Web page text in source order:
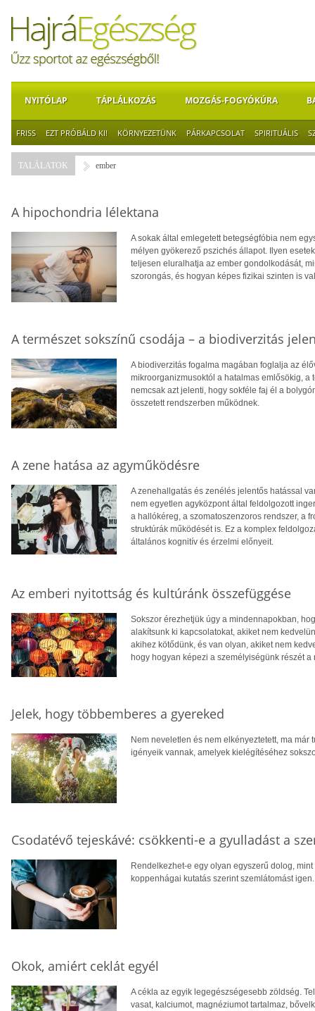
NYITÓLAP TÁPLÁLKOZÁS MOZGÁS-FOGYÓKÚRA
FRISS EZT PRÓBÁLD KI! KÖRNYEZETÜNK PÁRKAPCSOLAT SPIRITUÁLIS
TALÁLATOK ember
A hipochondria lélektana
A sokak által emlegetett betegségfóbia nem
mélyen gyökerező pszichés állapot. Ilyen
teljesen eluralhatja az ember gondolkodását,
szorongás, és hogyan képes fizikai szinten is
A természet sokszínű csodája – a biodiverzitás
A biodiverzitás fogalma magában foglalja az
mikroorganizmusoktól a hatalmas emlősökig,
nemcsak azt jelenti, hogy sokféle faj él a
összetett rendszerben működnek.
A zene hatása az agyműködésre
A zenehallgatás és zenélés jelentős hatással
nem egyetlen agyközpont által feldolgozott
a hallókéreg, a szomatoszenzoros rendszer, a
struktúrák működését is. Ez a komplex
általános kognitív és érzelmi előnyeit.
Az emberi nyitottság és kultúránk összefüggése
Sokszor érezhetjük úgy a mindennapokban,
alakítsunk ki kapcsolatokat, akiket nem
akihez kötődünk, és van olyan, akiket nem
hogy hogyan képezi a személyiségünk részét
Jelek, hogy többemberes a gyereked
Nem neveletlen és nem elkényeztetett, ma
igényeik vannak, amelyek kielégítéséhez
Csodatévő tejeskávé: csökkenti-e a gyulladást a
Rendelkezhet-e egy olyan egyszerű dolog,
koppenhágai kutatás szerint szemlátomást igen.
Okok, amiért ceklát egyél
A cékla az egyik legegészségesebb zöldség.
vasat, kalciumot, magnéziumot tartalmaz,